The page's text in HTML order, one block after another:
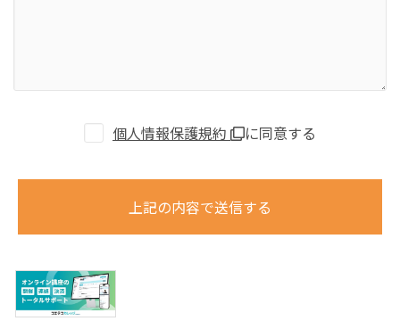
個人情報保護規約 に同意する
上記の内容で送信する